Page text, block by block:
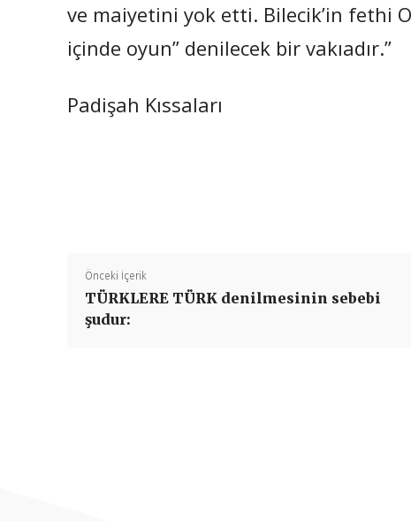
ve maiyetini yok etti. Bilecik’in fethi
içinde oyun” denilecek bir vakıadır.”
Padişah Kıssaları
Önceki İçerik
TÜRKLERE TÜRK denilmesinin sebebi
şudur: